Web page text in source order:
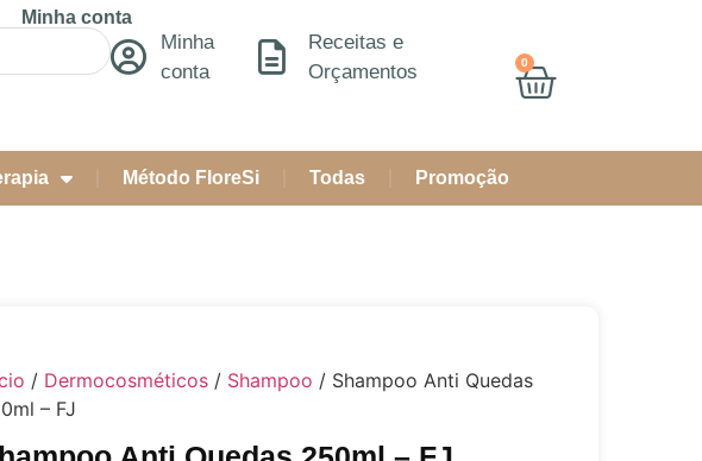
Minha conta
Minha
conta
Receitas e
Orçamentos
0
Método FloreSi Todas Promoção
/ Dermocosméticos / Shampoo / Shampoo Anti Quedas
– FJ